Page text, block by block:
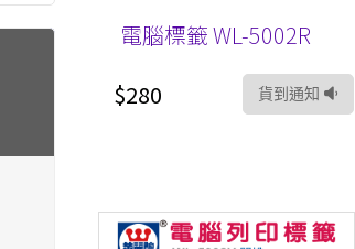
電腦標籤 WL-5002R
$280
貨到通知